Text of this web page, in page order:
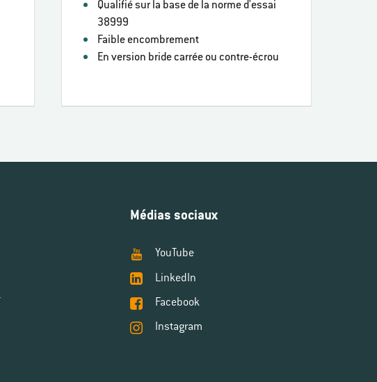
Qualifié sur la base de la norme d'essai
38999
Faible encombrement
En version bride carrée ou contre-écrou
Médias sociaux
YouTube
LinkedIn
Facebook
Instagram